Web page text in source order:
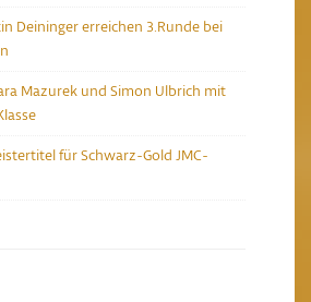
Deininger erreichen 3.Runde bei
Mazurek und Simon Ulbrich mit
für Schwarz-Gold JMC-